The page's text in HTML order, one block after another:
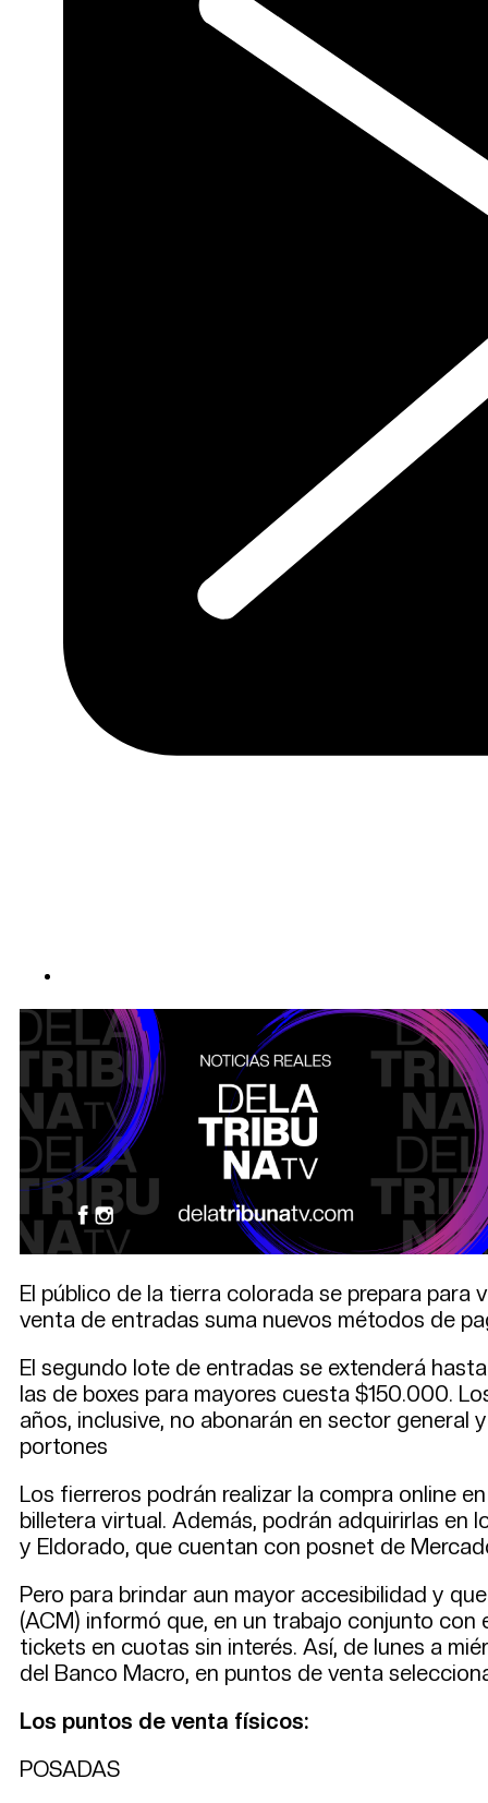
El público de la tierra colorada se prepara para
venta de entradas suma nuevos métodos de
El segundo lote de entradas se extenderá
las de boxes para mayores cuesta $150.000.
años, inclusive, no abonarán en sector general
portones
Los fierreros podrán realizar la compra online
billetera virtual. Además, podrán adquirirlas en
y Eldorado, que cuentan con posnet de
Pero para brindar aun mayor accesibilidad y
(ACM) informó que, en un trabajo conjunto
tickets en cuotas sin interés. Así, de lunes a
del Banco Macro, en puntos de venta
Los puntos de venta físicos:
POSADAS